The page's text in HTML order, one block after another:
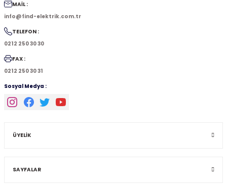
MAİL :
info@find-elektrik.com.tr
TELEFON :
0212 250 30 30
FAX :
0212 250 30 31
Sosyal Medya :
ÜYELİK
SAYFALAR